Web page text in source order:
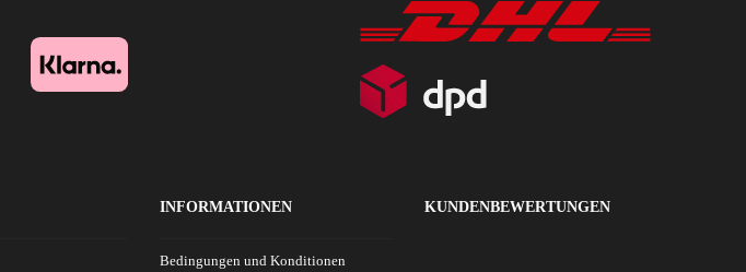
INFORMATIONEN
Bedingungen und Konditionen
KUNDENBEWERTUNGEN